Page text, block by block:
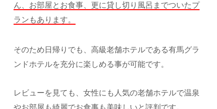
ん、お部屋とお食事、更に貸し切り風呂までついたプ
ランもあります。
そのため日帰りでも、高級老舗ホテルである有馬グラ
ンドホテルを充分に楽しめる事が可能です。
レビューを見ても、女性にも人気の老舗ホテルで温泉
やお部屋も綺麗でお食事も美味しいと評判です。